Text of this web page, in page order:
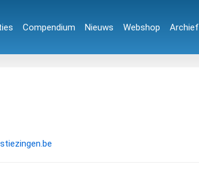
Compendium Nieuws Webshop Archief